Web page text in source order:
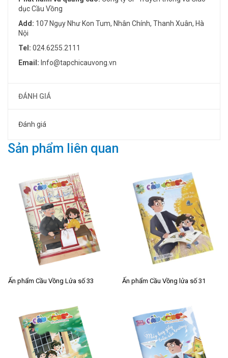
dục Cầu Vồng
Add: 107 Ngụy Như Kon Tum, Nhân Chính, Thanh Xuân, Hà
Nội
Tel: 024.6255.2111
Email: Info@tapchicauvong.vn
ĐÁNH GIÁ
Đánh giá
Sản phẩm liên quan
Ấn phẩm Cầu Vồng Lửa số 33 Ấn phẩm Cầu Vồng lửa số 31